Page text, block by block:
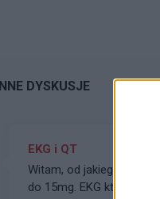
DYSKUSJE
EKG i QT
Witam, od jakiegoś
do 15mg. EKG które